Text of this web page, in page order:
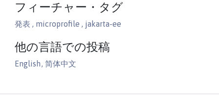
フィーチャー・タグ
発表 , microprofile , jakarta-ee
他の言語での投稿
English, 简体中文